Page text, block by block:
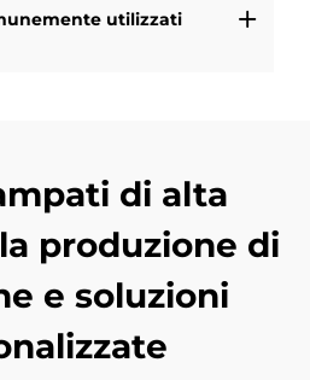
utilizzati
di alta
produzione di
e soluzioni